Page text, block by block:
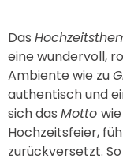
Das
eine wundervoll,
Ambiente wie zu
authentisch und
sich das Motto
Hochzeitsfeier,
zurückversetzt.